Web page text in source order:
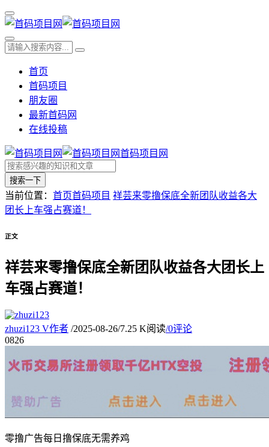
首页
首码项目
朋友圈
最新首码网
在线投稿
首码项目网
搜索一下
当前位置： 首页首码项目 祥芸来零撸保底全新团队收益各大
团长上车强占赛道！
正文
祥芸来零撸保底全新团队收益各大团长上
车强占赛道！
zhuzi123 V作者 /2025-08-26/7.25 K阅读/0评论
0826
零撸广告每日撸保底无需养鸡